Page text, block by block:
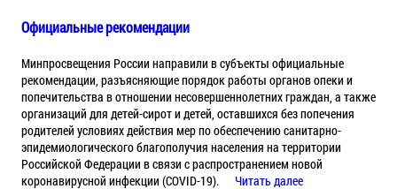
Официальные рекомендации
Минпросвещения России направили в субъекты официальные
рекомендации, разъясняющие порядок работы органов опеки и
попечительства в отношении несовершеннолетних граждан, а также
организаций для детей-сирот и детей, оставшихся без попечения
родителей условиях действия мер по обеспечению санитарно-
эпидемиологического благополучия населения на территории
Российской Федерации в связи с распространением новой
коронавирусной инфекции (COVID-19).
Читать далее